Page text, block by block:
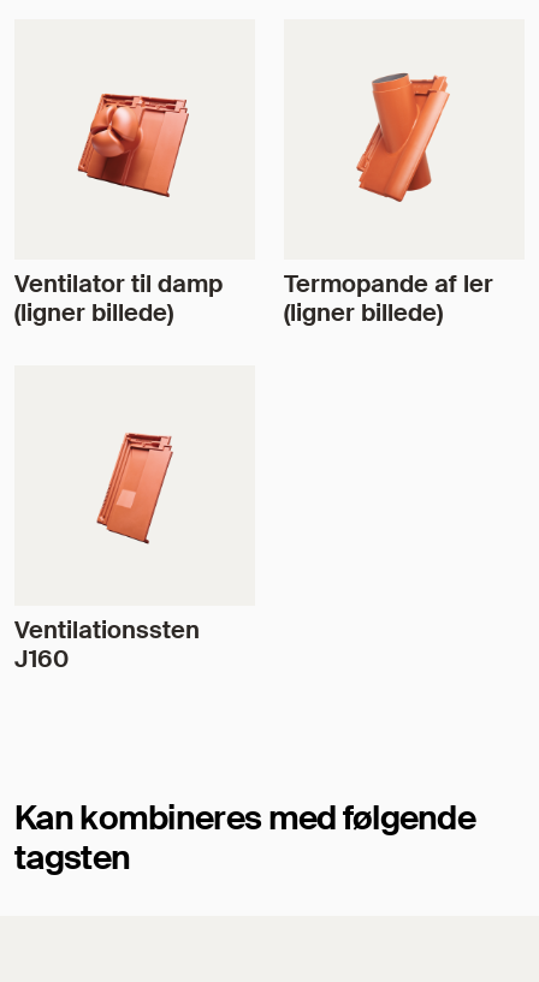
Ventilator til damp
(ligner billede)
Termopande af ler
(ligner billede)
Ventilationssten
J160
Kan kombineres med følgende
tagsten